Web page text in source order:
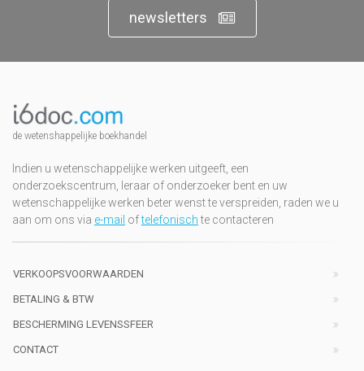
newsletters
de wetenshappelijke boekhandel
Indien u wetenschappelijke werken uitgeeft, een
onderzoekscentrum, leraar of onderzoeker bent en uw
wetenschappelijke werken beter wenst te verspreiden, raden we u
aan om ons via e-mail oftelefonischte contacteren
VERKOOPSVOORWAARDEN
BETALING & BTW
BESCHERMING LEVENSSFEER
CONTACT